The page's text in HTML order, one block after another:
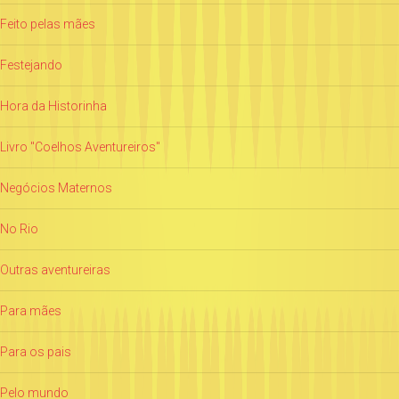
Feito pelas mães
Festejando
Hora da Historinha
Livro "Coelhos Aventureiros"
Negócios Maternos
No Rio
Outras aventureiras
Para mães
Para os pais
Pelo mundo